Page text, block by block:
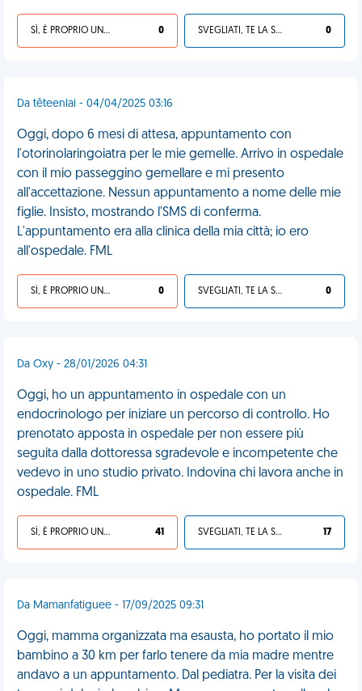
SÌ, È PROPRIO UNA VDM! 0 SVEGLIATI, TE LA SEI CERCATA! 0
Da têteenlai - 04/04/2025 03:16
Oggi, dopo 6 mesi di attesa, appuntamento con
l'otorinolaringoiatra per le mie gemelle. Arrivo in ospedale
con il mio passeggino gemellare e mi presento
all'accettazione. Nessun appuntamento a nome delle mie
figlie. Insisto, mostrando l'SMS di conferma.
L'appuntamento era alla clinica della mia città; io ero
all'ospedale. FML
SÌ, È PROPRIO UNA VDM! 0 SVEGLIATI, TE LA SEI CERCATA! 0
Da Oxy - 28/01/2026 04:31
Oggi, ho un appuntamento in ospedale con un
endocrinologo per iniziare un percorso di controllo. Ho
prenotato apposta in ospedale per non essere più
seguita dalla dottoressa sgradevole e incompetente che
vedevo in uno studio privato. Indovina chi lavora anche in
ospedale. FML
SÌ, È PROPRIO UNA VDM! 41 SVEGLIATI, TE LA SEI CERCATA! 17
Da Mamanfatiguee - 17/09/2025 09:31
Oggi, mamma organizzata ma esausta, ho portato il mio
bambino a 30 km per farlo tenere da mia madre mentre
andavo a un appuntamento. Dal pediatra. Per la visita dei